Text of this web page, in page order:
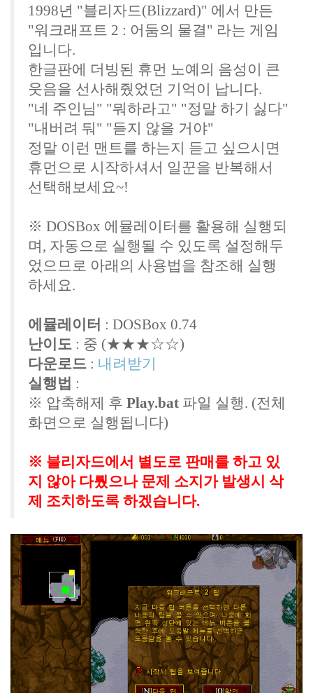
1998년 "블리자드(Blizzard)" 에서 만든
"워크래프트 2 : 어둠의 물결" 라는 게임
입니다.
한글판에 더빙된 휴먼 노예의 음성이 큰
웃음을 선사해줬었던 기억이 납니다.
"네 주인님" "뭐하라고" "정말 하기 싫다"
"내버려 둬" "듣지 않을 거야"
정말 이런 맨트를 하는지 듣고 싶으시면
휴먼으로 시작하셔서 일꾼을 반복해서
선택해보세요~!
※ DOSBox 에뮬레이터를 활용해 실행되
며, 자동으로 실행될 수 있도록 설정해두
었으므로 아래의 사용법을 참조해 실행
하세요.
에뮬레이터 : DOSBox 0.74
난이도 : 중 (★★★☆☆)
다운로드 : 내려받기
실행법 :
※ 압축해제 후 Play.bat 파일 실행. (전체
화면으로 실행됩니다)
※ 블리자드에서 별도로 판매를 하고 있
지 않아 다뤘으나 문제 소지가 발생시 삭
제 조치하도록 하겠습니다.